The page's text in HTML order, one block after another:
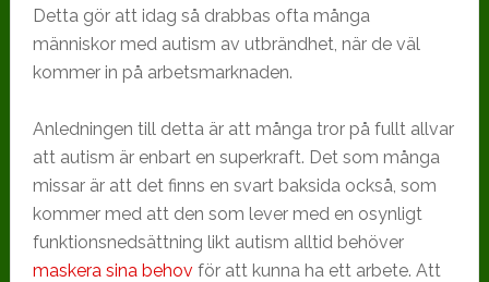
Detta gör att idag så drabbas ofta många
människor med autism av utbrändhet, när de väl
kommer in på arbetsmarknaden.
Anledningen till detta är att många tror på fullt allvar
att autism är enbart en superkraft. Det som många
missar är att det finns en svart baksida också, som
kommer med att den som lever med en osynligt
funktionsnedsättning likt autism alltid behöver
maskera sina behov för att kunna ha ett arbete. Att